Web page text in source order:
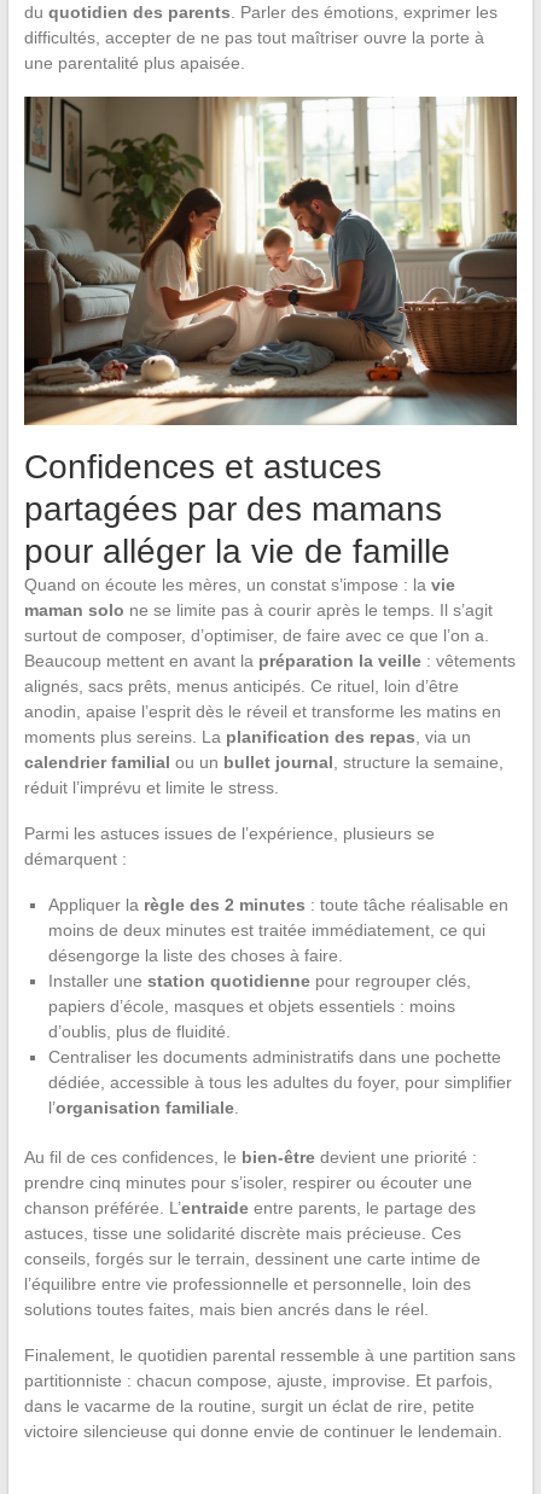
du quotidien des parents . Parler des émotions, exprimer les
difficultés, accepter de ne pas tout maîtriser ouvre la porte à
une parentalité plus apaisée.
Confidences et astuces
partagées par des mamans
pour alléger la vie de famille
Quand on écoute les mères, un constat s’impose : la vie
maman solo ne se limite pas à courir après le temps. Il s’agit
surtout de composer, d’optimiser, de faire avec ce que l’on a.
Beaucoup mettent en avant la préparation la veille: vêtements
alignés, sacs prêts, menus anticipés. Ce rituel, loin d’être
anodin, apaise l’esprit dès le réveil et transforme les matins en
moments plus sereins. La planification des repas , via un
calendrier familial ou un bullet journal , structure la semaine,
réduit l’imprévu et limite le stress.
Parmi les astuces issues de l’expérience, plusieurs se
démarquent :
Appliquer la règle des 2 minutes : toute tâche réalisable en
moins de deux minutes est traitée immédiatement, ce qui
désengorge la liste des choses à faire.
Installer une station quotidiennepour regrouper clés,
papiers d’école, masques et objets essentiels : moins
d’oublis, plus de fluidité.
Centraliser les documents administratifs dans une pochette
dédiée, accessible à tous les adultes du foyer, pour simplifier
l’organisation familiale.
Au fil de ces confidences, le bien-êtredevient une priorité :
prendre cinq minutes pour s’isoler, respirer ou écouter une
chanson préférée. L’entraideentre parents, le partage des
astuces, tisse une solidarité discrète mais précieuse. Ces
conseils, forgés sur le terrain, dessinent une carte intime de
l’équilibre entre vie professionnelle et personnelle, loin des
solutions toutes faites, mais bien ancrés dans le réel.
Finalement, le quotidien parental ressemble à une partition sans
partitionniste : chacun compose, ajuste, improvise. Et parfois,
dans le vacarme de la routine, surgit un éclat de rire, petite
victoire silencieuse qui donne envie de continuer le lendemain.